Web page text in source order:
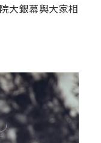
大銀幕與大家相